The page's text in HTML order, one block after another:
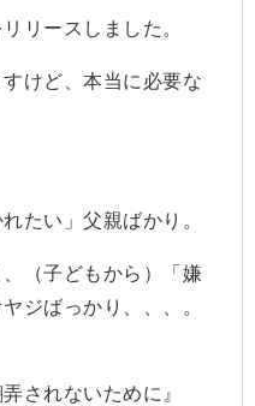
リリースしました。
けど、本当に必要な
たい」父親ばかり。
（子どもから）「嫌
ジばっかり、、、。
されないために』